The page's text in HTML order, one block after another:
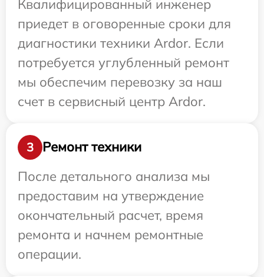
Квалифицированный инженер
приедет в оговоренные сроки для
диагностики техники Ardor. Если
потребуется углубленный ремонт
мы обеспечим перевозку за наш
счет в сервисный центр Ardor.
3
Ремонт техники
После детального анализа мы
предоставим на утверждение
окончательный расчет, время
ремонта и начнем ремонтные
операции.